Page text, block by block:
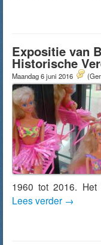
Expositie van
Historische
Maandag 6 juni 2016
1960 tot 2016.
Lees verder →